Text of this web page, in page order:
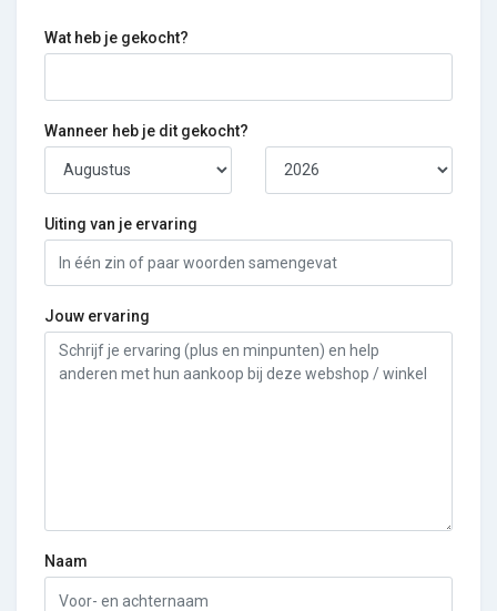
Wat heb je gekocht?
Wanneer heb je dit gekocht?
Uiting van je ervaring
Jouw ervaring
Naam